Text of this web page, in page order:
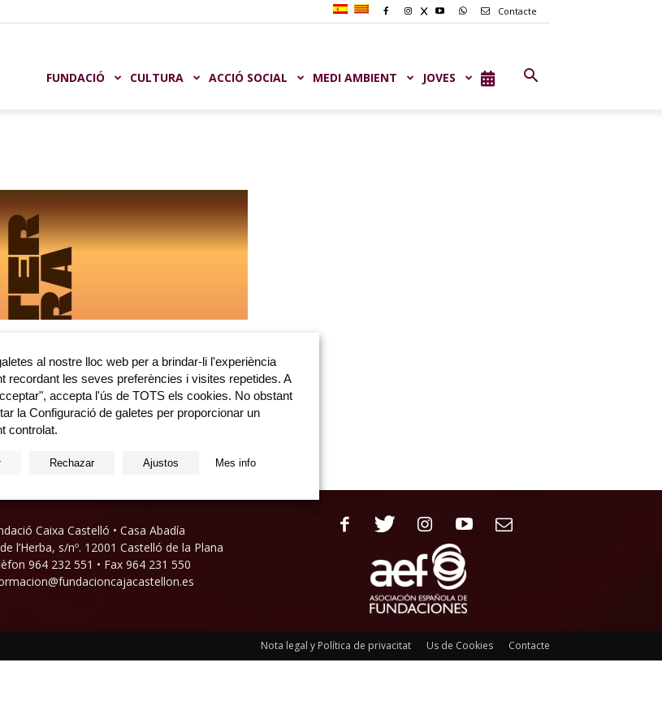
Contacte
FUNDACIÓ CULTURA ACCIÓ SOCIAL MEDI AMBIENT JOVES
Plana: Terra Eixuta 2.0 Sales Jose Córdoba i
d’Exposicions de la Fundació Caixa Vinaròs
de la Mare de Déu del Socors, 64,...
Caixa Castelló • Casa Abadía
l’Herba, s/nº. 12001 Castelló de la Plana
964 232 551 • Fax 964 231 550
Nota legal y Política de privacitat Us de Cookies Contacte
al nostre lloc web per a brindar-li l'experiència
recordant les seves preferències i visites repetides. A
accepta l'ús de TOTS els cookies. No obstant
la Configuració de galetes per proporcionar un
controlat.
Rechazar Ajustos Mes info